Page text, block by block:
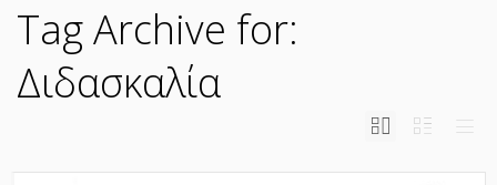
Tag Archive for:
Διδασκαλία